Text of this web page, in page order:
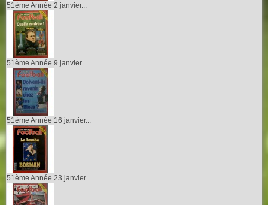
51ème Année 2 janvier...
51ème Année 9 janvier...
51ème Année 16 janvier...
51ème Année 23 janvier...